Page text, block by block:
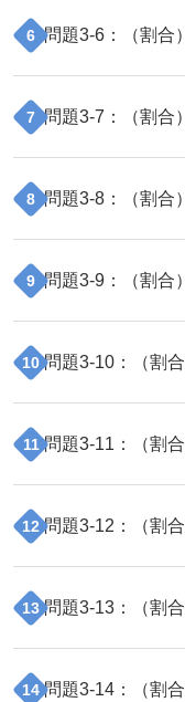
6 問題3-6 ：（割合）
7 問題3-7 ：（割合）
8 問題3-8 ：（割合）
9 問題3-9 ：（割合）
10 問題3-10 ：（割合
11 問題3-11 ：（割合
12 問題3-12 ：（割合
13 問題3-13 ：（割合
14 問題3-14 ：（割合